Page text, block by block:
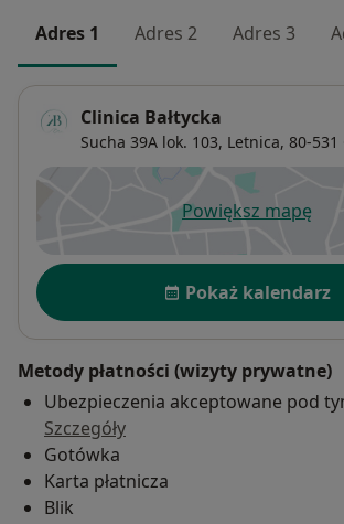
leczenie niemowlęcego stawu
Zainteresowania zawodowe:
• Chirurgia stopy i stawu skokowego
• Artroskopia stawu skokowego
stawu kolanowego.
• Traumatologia narządu ruchu.
Adres 1 Adres 2 Adres 3
Clinica Bałtycka
Sucha 39A lok. 103, Letnica, 80-531
Powiększ mapę
otwiera się
Dostępność
Pokaż kalendarz
Metody płatności (wizyty prywatne)
Ubezpieczenia akceptowane pod
Szczegóły
Gotówka
Karta płatnicza
Blik